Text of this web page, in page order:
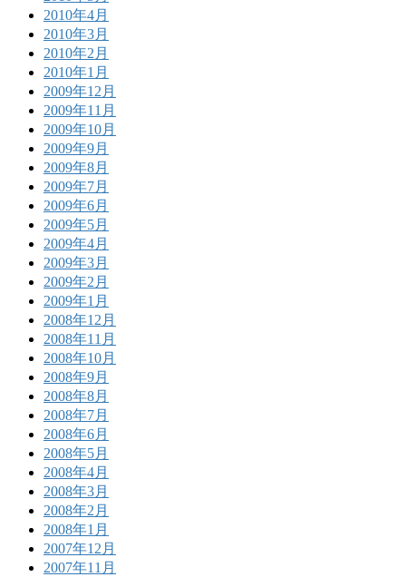
2010年4月
2010年3月
2010年2月
2010年1月
2009年12月
2009年11月
2009年10月
2009年9月
2009年8月
2009年7月
2009年6月
2009年5月
2009年4月
2009年3月
2009年2月
2009年1月
2008年12月
2008年11月
2008年10月
2008年9月
2008年8月
2008年7月
2008年6月
2008年5月
2008年4月
2008年3月
2008年2月
2008年1月
2007年12月
2007年11月